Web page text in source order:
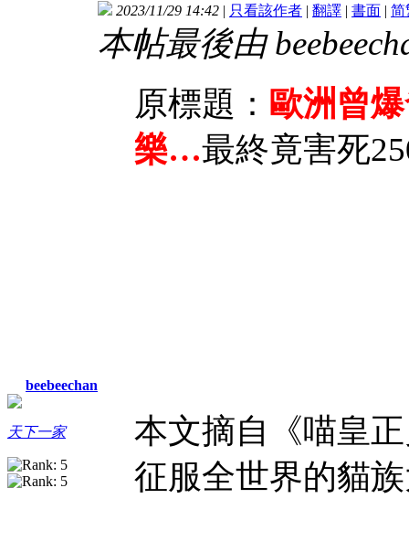
beebeechan
天下一家
2023/11/29 14:42 | 只看該作者 | 翻譯 | 書面 | 简
本帖最後由
原標題： 歐洲曾
樂…最終竟害死
本文摘自《喵皇
征服全世界的貓